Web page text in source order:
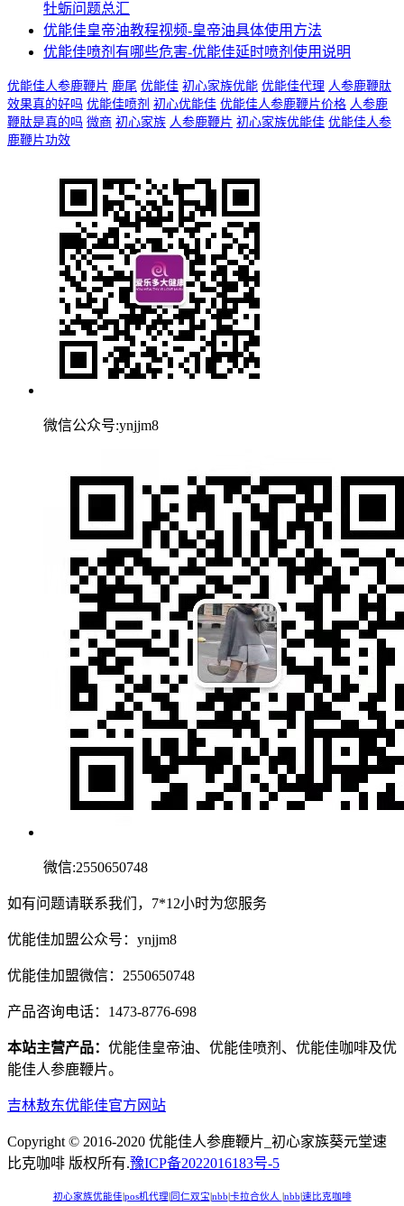
牡蛎问题总汇
优能佳皇帝油教程视频-皇帝油具体使用方法
优能佳喷剂有哪些危害-优能佳延时喷剂使用说明
优能佳人参鹿鞭片 鹿尾 优能佳 初心家族优能 优能佳代理 人参鹿鞭肽
效果真的好吗 优能佳喷剂 初心优能佳 优能佳人参鹿鞭片价格 人参鹿
鞭肽是真的吗 微商 初心家族 人参鹿鞭片 初心家族优能佳 优能佳人参
鹿鞭片功效
微信公众号:ynjjm8
微信:2550650748
如有问题请联系我们，7*12小时为您服务
优能佳加盟公众号：ynjjm8
优能佳加盟微信：2550650748
产品咨询电话：1473-8776-698
本站主营产品： 优能佳皇帝油、优能佳喷剂、优能佳咖啡及优
能佳人参鹿鞭片。
吉林敖东优能佳官方网站
Copyright © 2016-2020 优能佳人参鹿鞭片_初心家族葵元堂速
比克咖啡 版权所有.豫ICP备2022016183号-5
初心家族优能佳 pos机代理 同仁双宝 nbb 卡拉合伙人 nbb 速比克咖啡